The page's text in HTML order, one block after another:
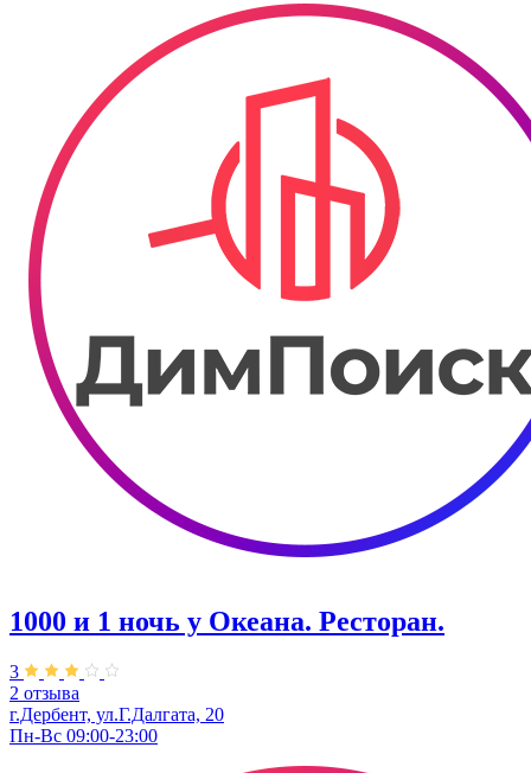
1000 и 1 ночь у Океана. Ресторан.
3
2 отзыва
г.Дербент, ул.Г.Далгата, 20
Пн-Вс 09:00-23:00